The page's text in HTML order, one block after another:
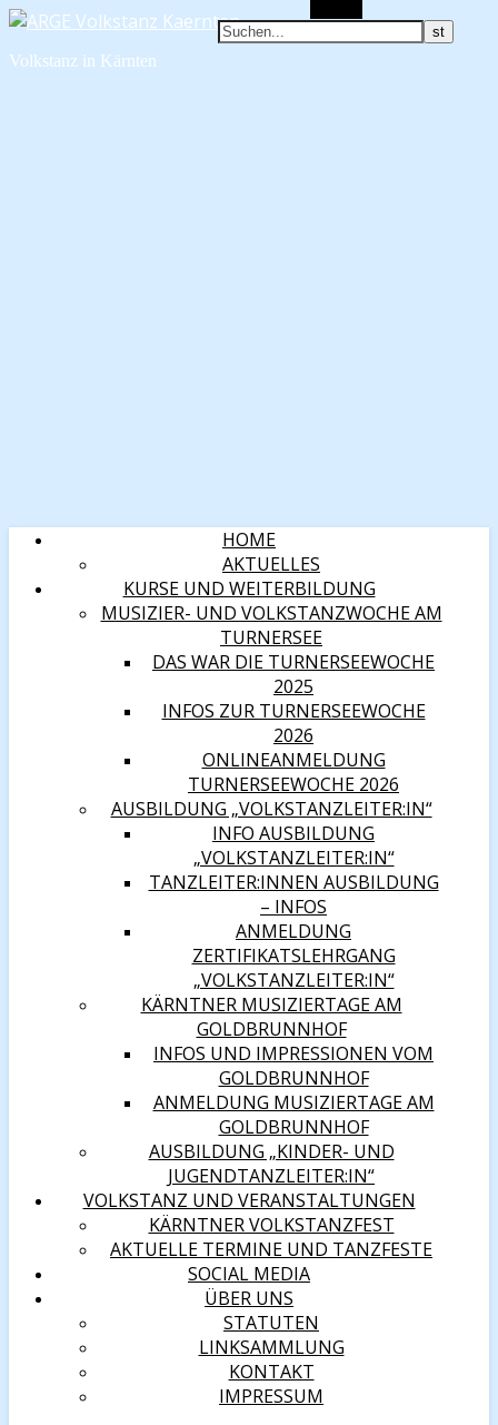
Volkstanz in Kärnten
HOME
AKTUELLES
KURSE UND WEITERBILDUNG
MUSIZIER- UND VOLKSTANZWOCHE AM
TURNERSEE
DAS WAR DIE TURNERSEEWOCHE
2025
INFOS ZUR TURNERSEEWOCHE
2026
ONLINEANMELDUNG
TURNERSEEWOCHE 2026
AUSBILDUNG „VOLKSTANZLEITER:IN“
INFO AUSBILDUNG
„VOLKSTANZLEITER:IN“
TANZLEITER:INNEN AUSBILDUNG
– INFOS
ANMELDUNG
ZERTIFIKATSLEHRGANG
„VOLKSTANZLEITER:IN“
KÄRNTNER MUSIZIERTAGE AM
GOLDBRUNNHOF
INFOS UND IMPRESSIONEN VOM
GOLDBRUNNHOF
ANMELDUNG MUSIZIERTAGE AM
GOLDBRUNNHOF
AUSBILDUNG „KINDER- UND
JUGENDTANZLEITER:IN“
VOLKSTANZ UND VERANSTALTUNGEN
KÄRNTNER VOLKSTANZFEST
AKTUELLE TERMINE UND TANZFESTE
SOCIAL MEDIA
ÜBER UNS
STATUTEN
LINKSAMMLUNG
KONTAKT
IMPRESSUM